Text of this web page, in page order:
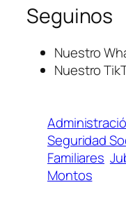
Seguinos
Nuestro
Nuestro
Seguridad
Familiares
Montos